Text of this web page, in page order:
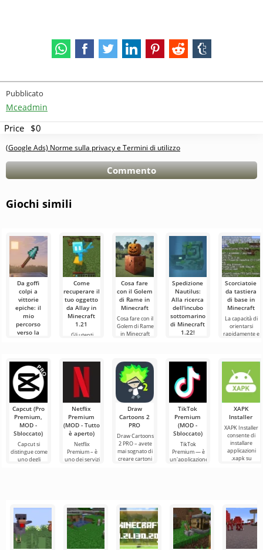
Pubblicato
Mceadmin
Price $0
(Google Ads) Norme sulla privacy e Termini di utilizzo
Commento
Giochi simili
Da goffi
colpi a
vittorie
epiche: il
mio
percorso
verso la
Ciao a tutti,
sperimentatori
del mondo
cubico! Oggi ho
deciso di
indossare il mio
immaginario
Come
recuperare il
tuo oggetto
da Allay in
Minecraft
1.21
Gli utenti
aiuta a
raccogliere
oggetti e che è
necessario
Cosa fare
con il Golem
di Rame in
Minecraft
Cosa fare con il
Golem di Rame
in Minecraft
sempre
qualcosa:
nuovi
Spedizione
Nautilus:
Alla ricerca
dell'incubo
sottomarino
di Minecraft
1.22!
sto ancora
tremando
dall'emozione
mentre scrivo
queste
Scorciatoie
da tastiera
di base in
Minecraft
La capacità di
orientarsi
rapidamente e
importante nel
Capcut (Pro
Premium,
MOD -
Sbloccato)
Capcut si
distingue come
uno degli
Netflix
Premium
(MOD - Tutto
è aperto)
Netflix
Premium – è
uno dei servizi
Draw
Cartoons 2
PRO
Draw Cartoons
2 PRO – avete
mai sognato di
creare cartoni
TikTok
Premium
(MOD -
Sbloccato)
TikTok
Premium — è
un'applicazione
XAPK
Installer
XAPK Installer
consente di
installare
applicazioni
.xapk su